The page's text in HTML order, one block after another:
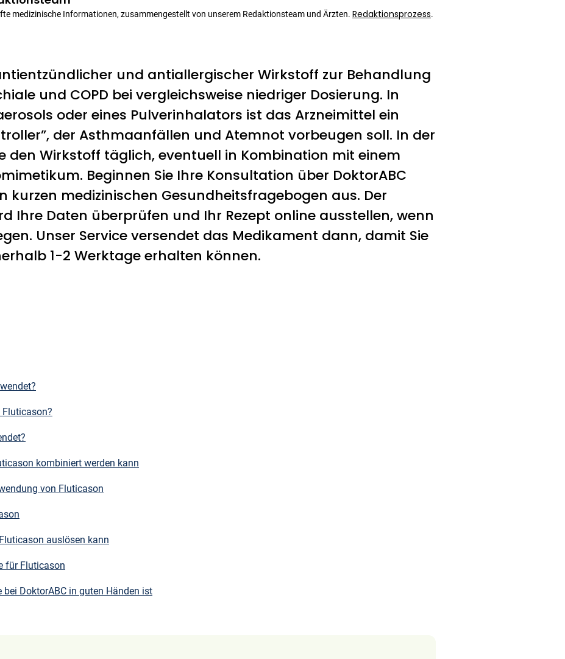
medizinische Informationen, zusammengestellt von unserem Redaktionsteam und Ärzten. Redaktionsprozess.
und antiallergischer Wirkstoff zur Behandlung
und COPD bei vergleichsweise niedriger Dosierung. In
oder eines Pulverinhalators ist das Arzneimittel ein
der Asthmaanfällen und Atemnot vorbeugen soll. In der
den Wirkstoff täglich, eventuell in Kombination mit einem
Beginnen Sie Ihre Konsultation über DoktorABC
kurzen medizinischen Gesundheitsfragebogen aus. Der
Ihre Daten überprüfen und Ihr Rezept online ausstellen, wenn
Unser Service versendet das Medikament dann, damit Sie
1-2 Werktage erhalten können.
kombiniert werden kann
von Fluticason
auslösen kann
für Fluticason
DoktorABC in guten Händen ist